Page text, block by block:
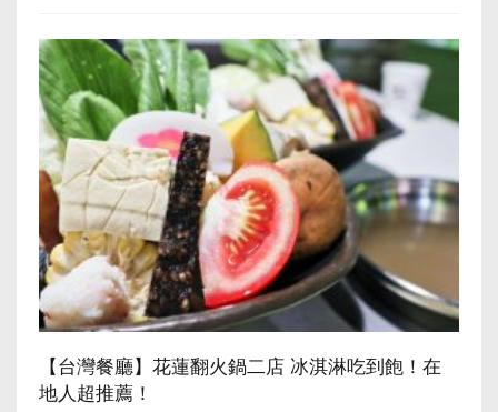
【台灣餐廳】花蓮翻火鍋二店 冰淇淋吃到飽！在
地人超推薦！